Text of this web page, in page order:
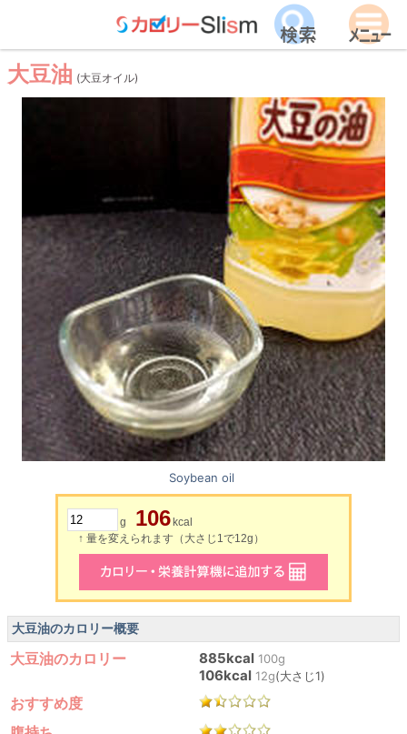
大豆油 (大豆オイル)
Soybean oil
g 106 kcal
↑ 量を変えられます（大さじ1で12g）
大豆油のカロリー概要
大豆油のカロリー 885kcal 100g
106kcal 12g(大さじ1)
おすすめ度